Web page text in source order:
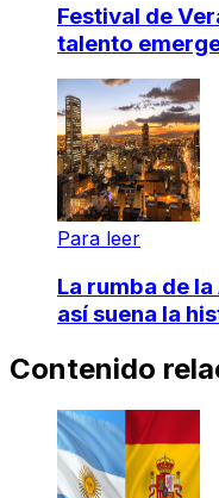
Festival de
talento
Para leer
La rumba de
así suena la
Contenido